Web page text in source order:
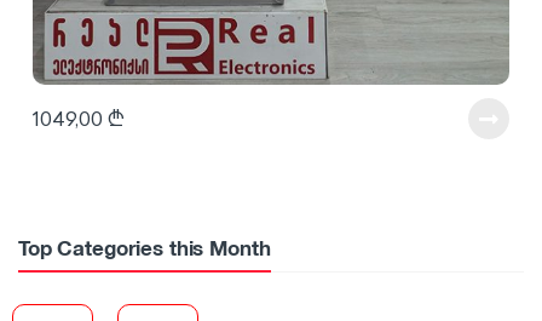
1049,00 ₾
Top Categories this Month